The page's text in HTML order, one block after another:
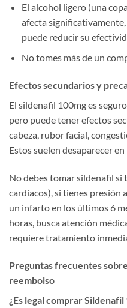
El alcohol ligero (una
afecta
puede reducir su
No tomes más de un
Efectos secundarios y
El sildenafil 100mg es
pero puede tener efectos
cabeza, rubor facial,
Estos suelen desaparecer
No debes tomar sildenafil
cardíacos), si tienes presión
un infarto en los últimos 6
horas, busca atención
requiere tratamiento
Preguntas frecuentes
reembolso
¿Es legal comprar